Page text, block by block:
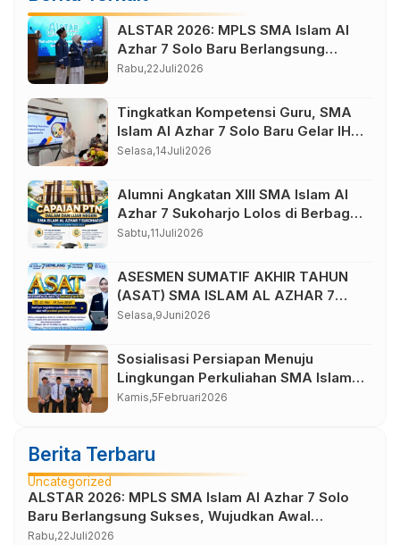
ALSTAR 2026: MPLS SMA Islam Al
Azhar 7 Solo Baru Berlangsung
Sukses, Wujudkan Awal Perjalanan
Rabu,22Juli2026
Tingkatkan Kompetensi Guru, SMA
Islam Al Azhar 7 Solo Baru Gelar IHT
Pembelajaran Bilingual
Selasa,14Juli2026
Alumni Angkatan XIII SMA Islam Al
Azhar 7 Sukoharjo Lolos di Berbagai
Perguruan Tinggi Negeri dan Luar
Sabtu,11Juli2026
ASESMEN SUMATIF AKHIR TAHUN
(ASAT) SMA ISLAM AL AZHAR 7
TAHUN AJARAN 2025/2026
Selasa,9Juni2026
Sosialisasi Persiapan Menuju
Lingkungan Perkuliahan SMA Islam
Al Azhar 7
Kamis,5Februari2026
Berita Terbaru
Uncategorized
ALSTAR 2026: MPLS SMA Islam Al Azhar 7 Solo
Baru Berlangsung Sukses, Wujudkan Awal
Perjalanan Peserta Didik yang Berkarakter
Rabu,22Juli2026